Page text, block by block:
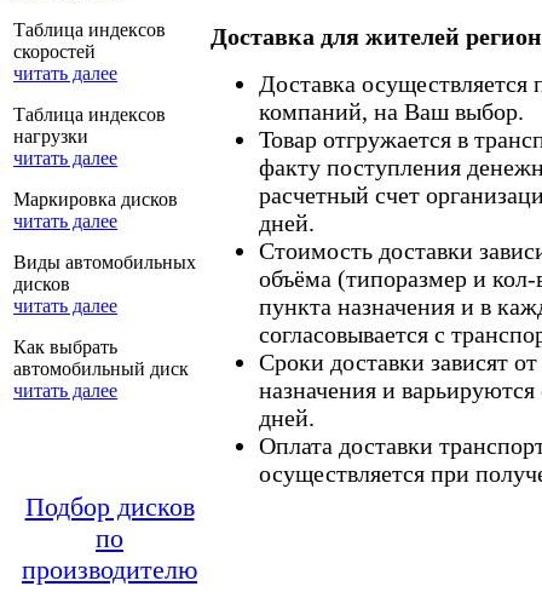
Таблица индексов
скоростей
читать далее
Таблица индексов
нагрузки
читать далее
Маркировка дисков
читать далее
Виды автомобильных
дисков
читать далее
Как выбрать
автомобильный диск
читать далее
Подбор дисков
по
производителю
Доставка для жителей
Доставка
компаний, на Ваш выбор.
Товар отгружается в
факту поступления
расчетный счет
дней.
Стоимость доставки
объёма (типоразмер и кол-
пункта назначения и в
согласовывается с
Сроки доставки зависят
назначения и
дней.
Оплата доставки
осуществляется при